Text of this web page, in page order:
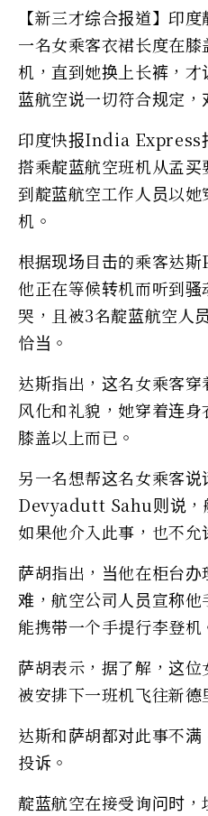
【新三才综合报道】印
一名女乘客衣裙长度在
机，直到她换上长裤，
蓝航空说一切符合规定，
印度快报India Express
搭乘靛蓝航空班机从孟
到靛蓝航空工作人员以
机。
根据现场目击的乘客达
他正在等候转机而听到
哭，且被3名靛蓝航空人
恰当。
达斯指出，这名女乘客
风化和礼貌，她穿着连
膝盖以上而已。
另一名想帮这名女乘客
Devyadutt Sahu则说，
如果他介入此事，也不允
萨胡指出，当他在柜台
难，航空公司人员宣称
能携带一个手提行李登机
萨胡表示，据了解，这位
被安排下一班机飞往新德
达斯和萨胡都对此事不
投诉。
靛蓝航空在接受询问时